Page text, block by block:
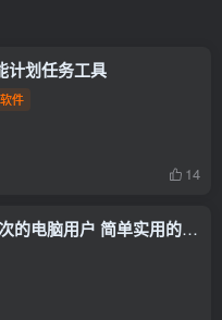
计划任务工具
件
14
Vov Sticky Notes 8.8-适合各种层次的电脑用户 简单实用的桌面便笺工具